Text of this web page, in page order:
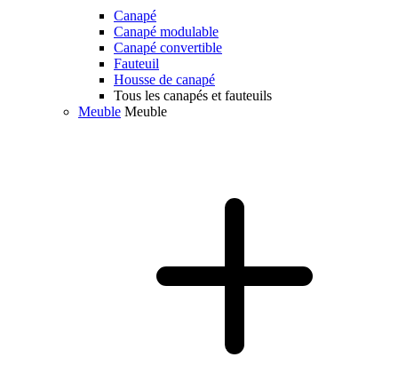
Canapé
Canapé modulable
Canapé convertible
Fauteuil
Housse de canapé
Tous les canapés et fauteuils
Meuble Meuble